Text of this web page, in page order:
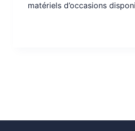
matériels d’occasions